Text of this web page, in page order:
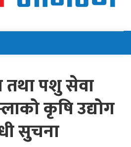
पशु सेवा
कृषि उद्योग
सुुचना